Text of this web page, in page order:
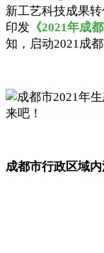
新工艺科技成果转
印发 《2021年成
知， 启动2021成
成都市行政区域内